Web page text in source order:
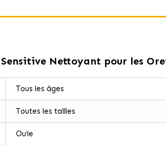
Nettoyant pour les
Tous les âges
Toutes les tailles
Ouïe